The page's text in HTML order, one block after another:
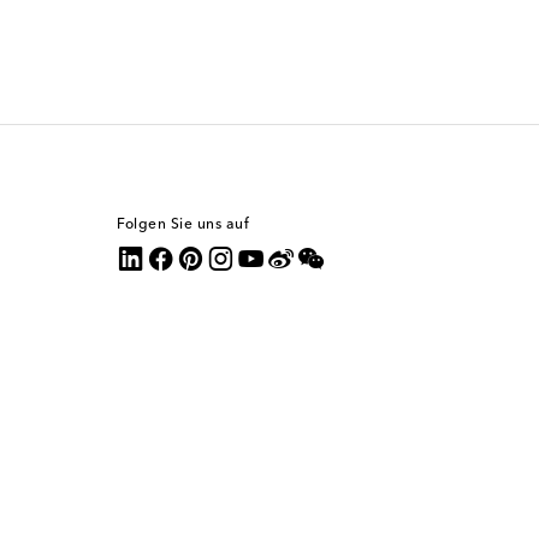
Folgen Sie uns auf